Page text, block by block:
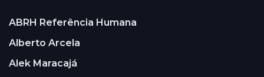
ABRH Referência Humana
Alberto Arcela
Alek Maracajá